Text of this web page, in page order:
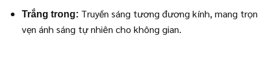
Trắng trong: Truyền sáng tương đương kính, mang trọn
vẹn ánh sáng tự nhiên cho không gian.